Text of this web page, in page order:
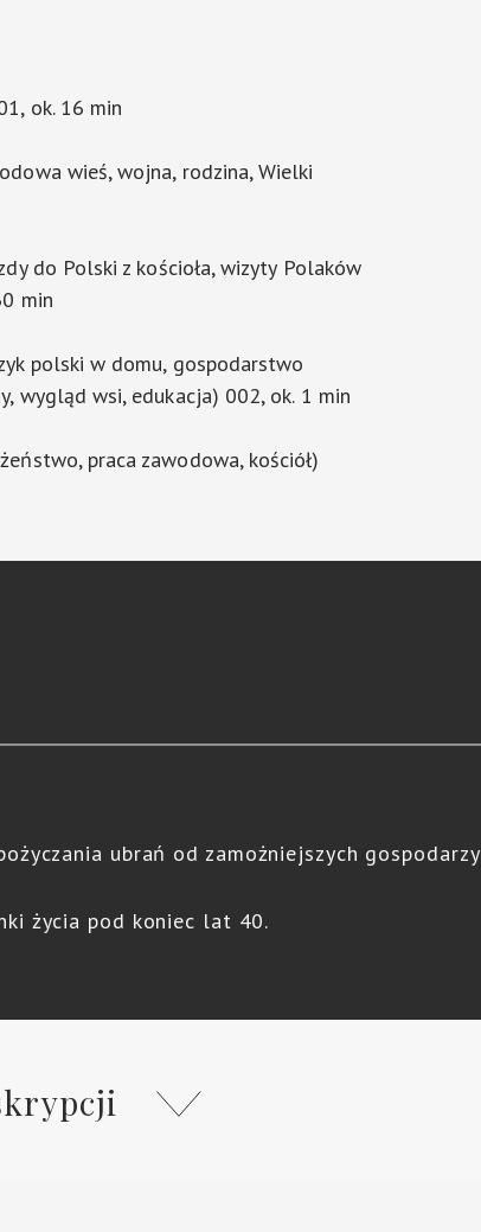
ok. 16 min
wieś, wojna, rodzina, Wielki
do Polski z kościoła, wizyty Polaków
min
polski w domu, gospodarstwo
wygląd wsi, edukacja) 002, ok. 1 min
praca zawodowa, kościół)
ubrań od zamożniejszych gospodarzy
życia pod koniec lat 40.